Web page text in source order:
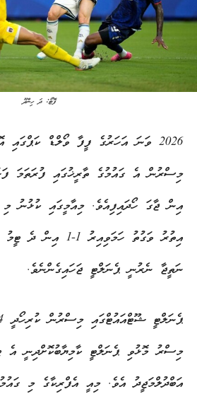
ފޮޓޯ: ދަ ހިންދޫ
2026 ވަނަ އަހަރުގެ ފީފާ ވޯލްޑް
އިން ޖާގަ ހޯދައިފިއެވެ. މިއާމީގައި ކުޅުނު
އިތުރު ވަގުތު ހަމަވިއިރު
ނަތީޖާ ނެރުނީ ޕެނަލްޓީ ޖަހައިގެންނެވެ.
މިސްރު މޮޅުވި ޕެނަލްޓީ ކާމިޔާބުކޮށްދިނީ އެ
އަބްދުލްމަޖީދު އެވެ. މިއީ އެފްރިކާގެ މި